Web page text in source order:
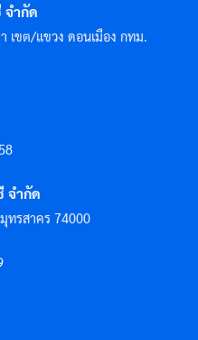
จำกัด
เขต/แขวง ดอนเมือง กทม.
จำกัด
ทรสาคร 74000